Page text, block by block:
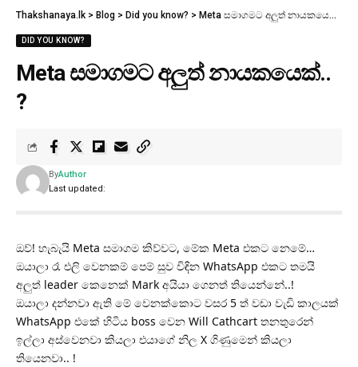
Thakshanaya.lk > Blog > Did you know? > Meta සමාගමට අලුත් නායකයෙක්.. ?
DID YOU KNOW?
Meta සමාගමට අලුත් නායකයෙක්..
?
Last updated:
ByAuthor
ඔව්! හැබැයි Meta සමාගම කිව්වට, මේක Meta එකට නෙමේ…
ඔයාලා රෑ එලි වෙනකම් පෙම් සුව විඳින WhatsApp එකට තමයි
අලුත් leader කෙනෙක් Mark අයියා ගෙනත් තියෙන්නේ..!
ඔයාලා දන්නවා ඇති මේ වෙනක්කොට වසර 5 ත් වඩා වැඩි කාලයක්
WhatsApp එකේ හිටිය boss වෙන Will Cathcart තනතුරෙන්
ඉල්ලා අස්වෙනවා කියලා එයාගේ නිල X ගිණුමෙන් කියලා
තියෙනවා.. !